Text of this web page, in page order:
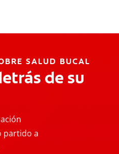
SALUD BUCAL
de su
partido a